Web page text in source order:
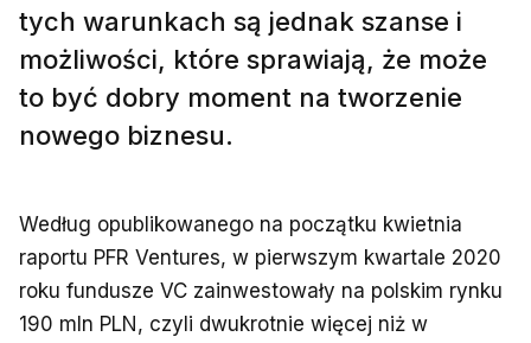
tych warunkach są jednak szanse i
możliwości, które sprawiają, że może
to być dobry moment na tworzenie
nowego biznesu.
Według opublikowanego na początku kwietnia
raportu PFR Ventures, w pierwszym kwartale 2020
roku fundusze VC zainwestowały na polskim rynku
190 mln PLN, czyli dwukrotnie więcej niż w